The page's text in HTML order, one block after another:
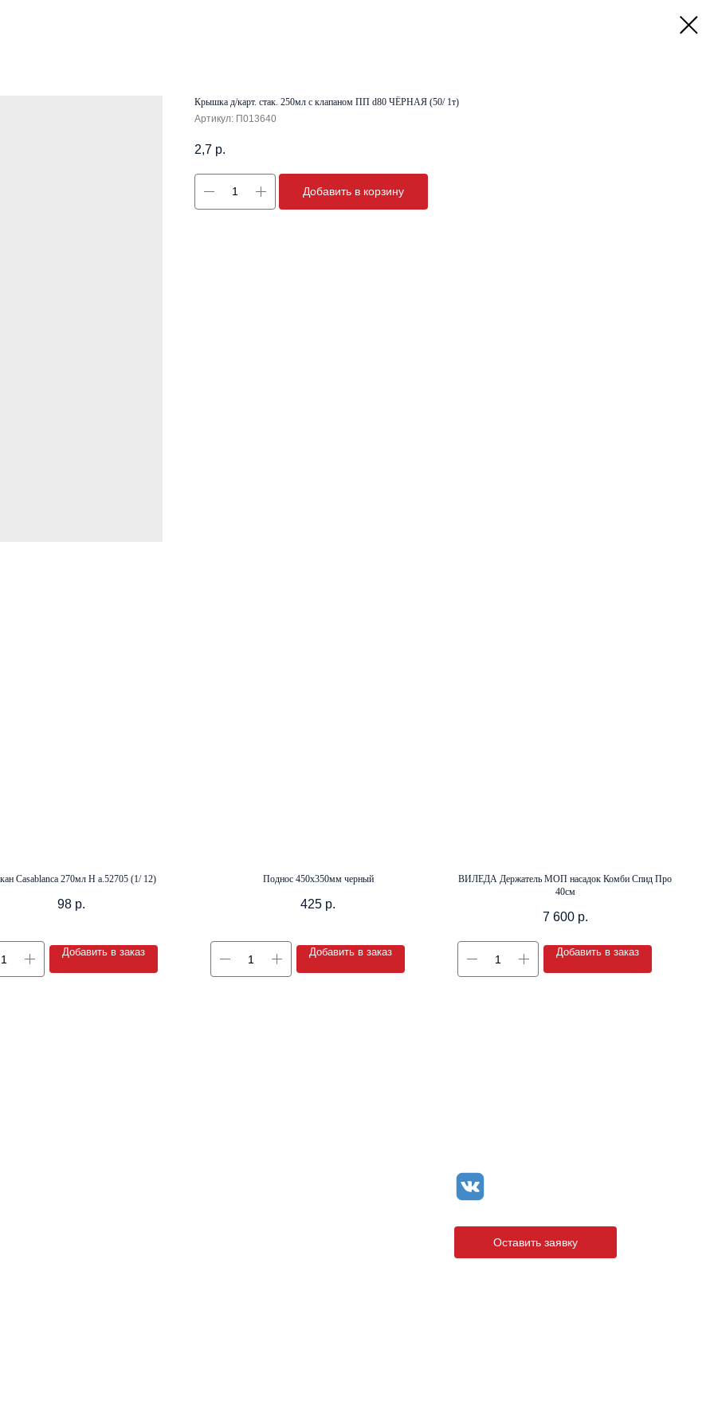
Крышка д/карт. стак. 250мл с клапаном ПП d80 ЧЁРНАЯ (50/ 1т)
Артикул: П013640
2,7 р.
Добавить в корзину
Casablanca 270мл Н а.52705 (1/ 12)
98 р.
Добавить в заказ
Поднос 450х350мм черный
425 р.
Добавить в заказ
ВИЛЕДА Держатель МОП насадок Комби Спид Про
40см
7 600 р.
Добавить в заказ
Оставить заявку